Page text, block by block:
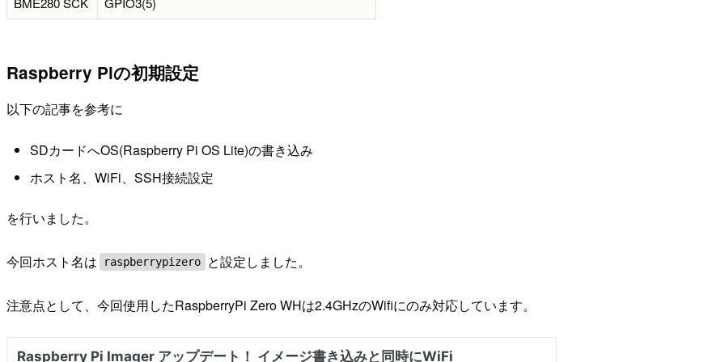
Raspberry Piの初期設定
以下の記事を参考に
SDカードへOS(Raspberry Pi OS Lite)の書き込み
ホスト名、WiFi、SSH接続設定
を行いました。
今回ホスト名は raspberrypizero と設定しました。
注意点として、今回使用したRaspberryPi Zero WHは2.4GHzのWifiにのみ対応しています。